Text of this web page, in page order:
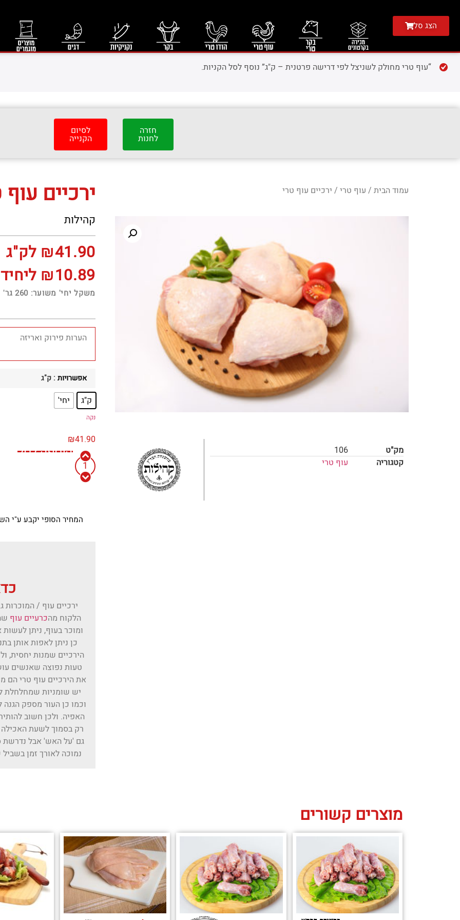
הצג סל
“עוף טרי מחולק לשניצל לפי דרישה פרטנית – ק"ג” נוסף לסל הקניות.
חזרה
לחנות
לסיום
הקנייה
עמוד הבית / עוף טרי / ירכיים עוף טרי
מק"ט
106
קטגוריה
עוף טרי
ירכיים
קהילות
₪41.90
לק"ג
₪10.89
משקל יחי' משוער: 260 גר'
אפשרויות : ק"ג
ק"ג יחי'
נקה
₪41.90
הוספה לסל
המחיר הסופי יקבע ע"י
ירכיים עוף /
הלקוח מהכרעיים עוף
ומוכר בעוף, ניתן
כן ניתן לאפות אותן
הירכיים שמנות יחסית,
טעות נפוצה שאנשים
את הירכיים עוף טרי הם
יש שומניות שמחלחלת
וכמו כן העור מספק
האפיה. ולכן חשוב
רק בסמוך לשעת האכילה
גם 'על האש' אבל נדרשת
נמוכה לאורך זמן
מוצרים קשורים